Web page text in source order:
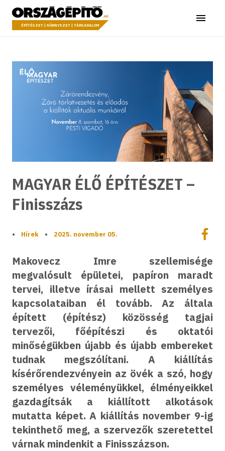
a tartalomhoz
Országépítő
ÉPÍTÉSZET | KÖRNYEZET | TÁRSADALOM Menü
MAGYAR ÉLŐ ÉPÍTÉSZET –
Finisszázs
• Hírek • 2025. november 05.
Makovecz Imre szellemisége
megvalósult épületei, papíron maradt
tervei, illetve írásai mellett személyes
kapcsolataiban él tovább. Az általa
épített (építész) közösség tagjai
tervezői, főépítészi és oktatói
minőségükben újabb és újabb embereket
tudnak megszólítani. A kiállítás
kísérőrendezvényein az övék a szó, hogy
személyes véleményükkel, élményeikkel
gazdagítsák a kiállított alkotások
mutatta képet. A kiállítás november 9-ig
tekinthető meg, a szervezők szeretettel
várnak mindenkit a Finisszázson.